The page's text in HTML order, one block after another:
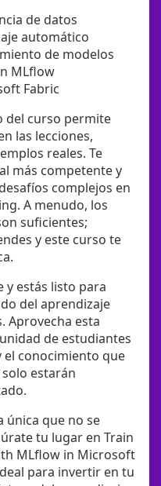
de datos
automático
de modelos
MLflow
Fabric
del curso permite
las lecciones,
reales. Te
más competente y
complejos en
A menudo, los
suficientes;
y este curso te
y estás listo para
del aprendizaje
Aprovecha esta
de estudiantes
el conocimiento que
estarán
única que no se
tu lugar en Train
MLflow in Microsoft
para invertir en tu